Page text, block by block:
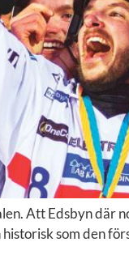
Att Edsbyn där
som den